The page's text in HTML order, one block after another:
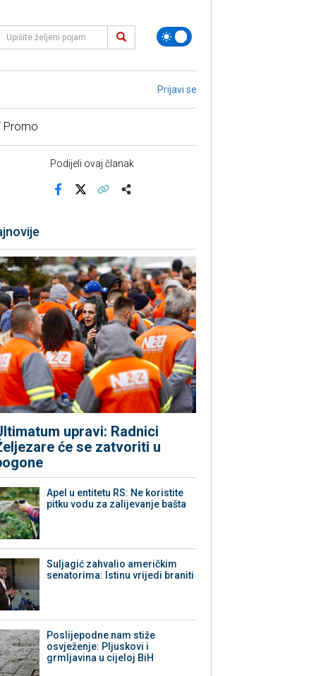
Prijavi se
Promo
Podijeli ovaj članak
upravi: Radnici
će se zatvoriti u
Apel u entitetu RS: Ne koristite
pitku vodu za zalijevanje bašta
Suljagić zahvalio američkim
senatorima: Istinu vrijedi braniti
Poslijepodne nam stiže
osvježenje: Pljuskovi i
grmljavina u cijeloj BiH